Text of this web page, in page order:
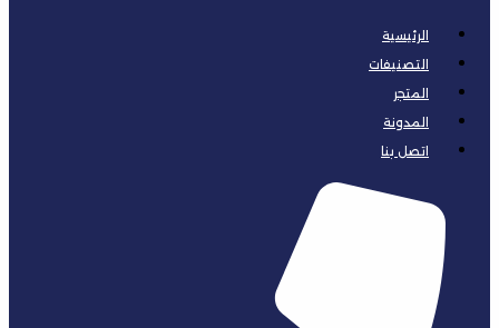
الرئيسية
التصنيفات
المتجر
المدونة
اتصل بنا